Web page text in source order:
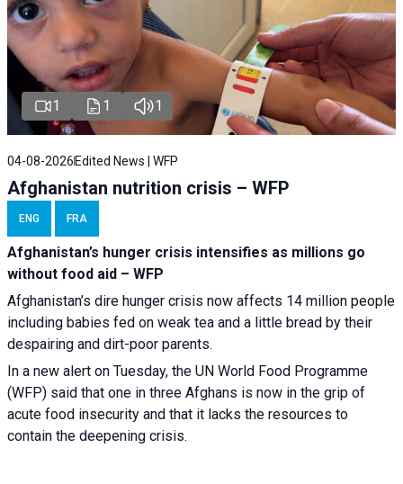
1 1 1
04-08-2026 Edited News | WFP
Afghanistan nutrition crisis – WFP
ENG FRA
Afghanistan’s hunger crisis intensifies as millions go
without food aid – WFP
Afghanistan’s dire hunger crisis now affects 14 million people
including babies fed on weak tea and a little bread by their
despairing and dirt-poor parents.
In a new alert on Tuesday, the UN World Food Programme
(WFP) said that one in three Afghans is now in the grip of
acute food insecurity and that it lacks the resources to
contain the deepening crisis.